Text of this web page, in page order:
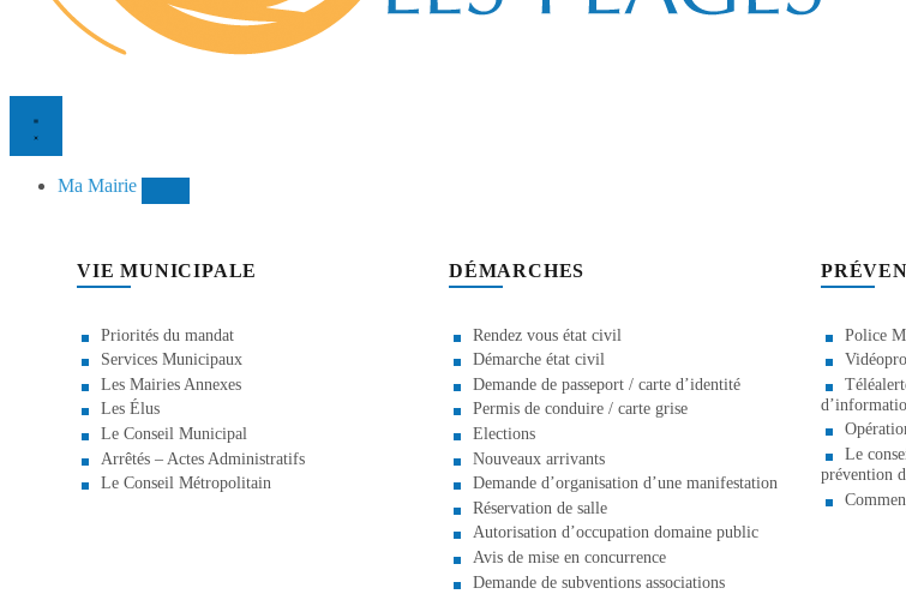
Ma Mairie
VIE MUNICIPALE
Priorités du mandat
Services Municipaux
Les Mairies Annexes
Les Élus
Le Conseil Municipal
Arrêtés – Actes Administratifs
Le Conseil Métropolitain
DÉMARCHES
Rendez vous état civil
Démarche état civil
Demande de passeport / carte d’identité
Permis de conduire / carte grise
Elections
Nouveaux arrivants
Demande d’organisation d’une manifestation
Réservation de salle
Autorisation d’occupation domaine public
Avis de mise en concurrence
Demande de subventions associations
Police
Le
prévention